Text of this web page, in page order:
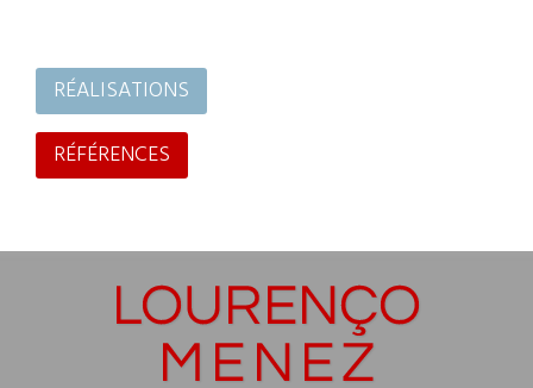
RÉALISATIONS
RÉFÉRENCES